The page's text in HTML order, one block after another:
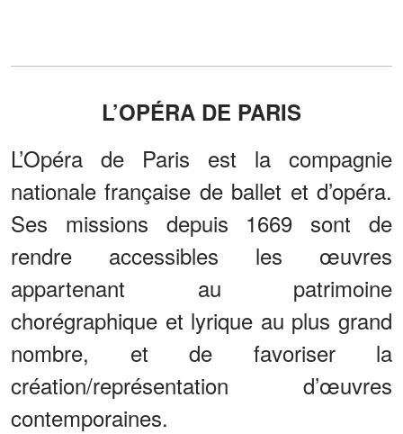
L’OPÉRA DE PARIS
L’Opéra de Paris est la compagnie
nationale française de ballet et d’opéra.
Ses missions depuis 1669 sont de
rendre accessibles les œuvres
appartenant au patrimoine
chorégraphique et lyrique au plus grand
nombre, et de favoriser la
création/représentation d’œuvres
contemporaines.